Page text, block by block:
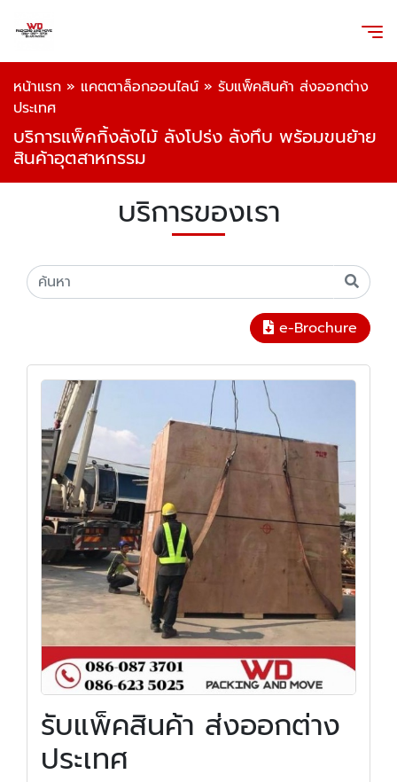
หน้าแรก » แคตตาล็อกออนไลน์ » รับแพ็คสินค้า ส่งออกต่าง
ประเทศ
บริการแพ็คกิ้งลังไม้ ลังโปร่ง ลังทึบ พร้อมขนย้าย
สินค้าอุตสาหกรรม
บริการของเรา
e-Brochure
รับแพ็คสินค้า ส่งออกต่าง
ประเทศ